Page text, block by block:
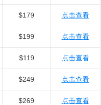
$179 点击查看
$199 点击查看
$119 点击查看
$249 点击查看
$269 点击查看